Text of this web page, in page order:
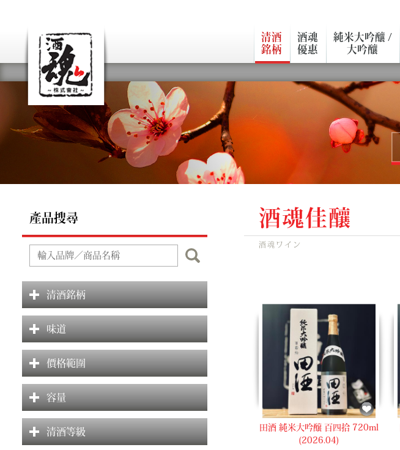
清酒
銘柄
酒魂
優惠
純米大吟釀 /
大吟釀
產品搜尋
清酒銘柄
味道
價格範圍
容量
清酒等級
酒魂佳釀
酒魂ワイン
田酒 純米大吟醸 百四拾 720ml
(2026.04)